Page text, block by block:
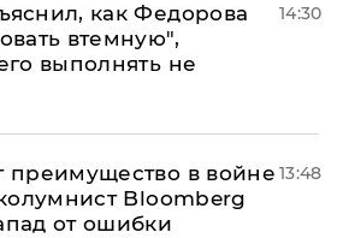
как Федорова
втемную",
выполнять не
14:30
преимущество в войне
Bloomberg
от ошибки
13:48